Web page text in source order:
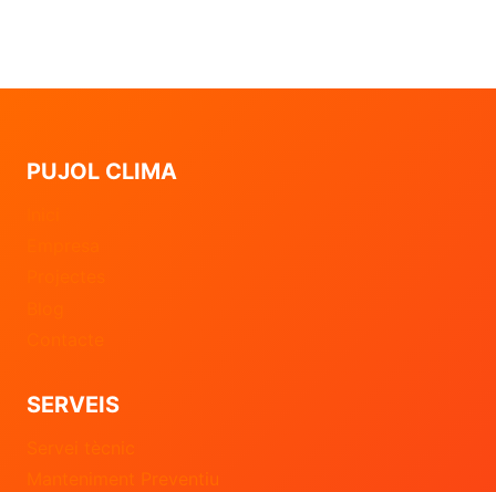
PUJOL CLIMA
SERVEIS
Manteniment Preventiu